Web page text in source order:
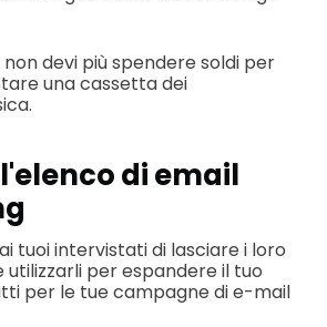
devi più spendere soldi per
una cassetta dei
di email
tuoi intervistati di lasciare i loro
utilizzarli per espandere il tuo
per le tue campagne di e-mail